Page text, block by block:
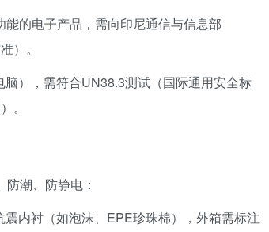
能的电子产品，需向印尼通信与信息部
）。
），需符合UN38.3测试（国际通用安全标
。
潮、防静电：
内衬（如泡沫、EPE珍珠棉），外箱需标注